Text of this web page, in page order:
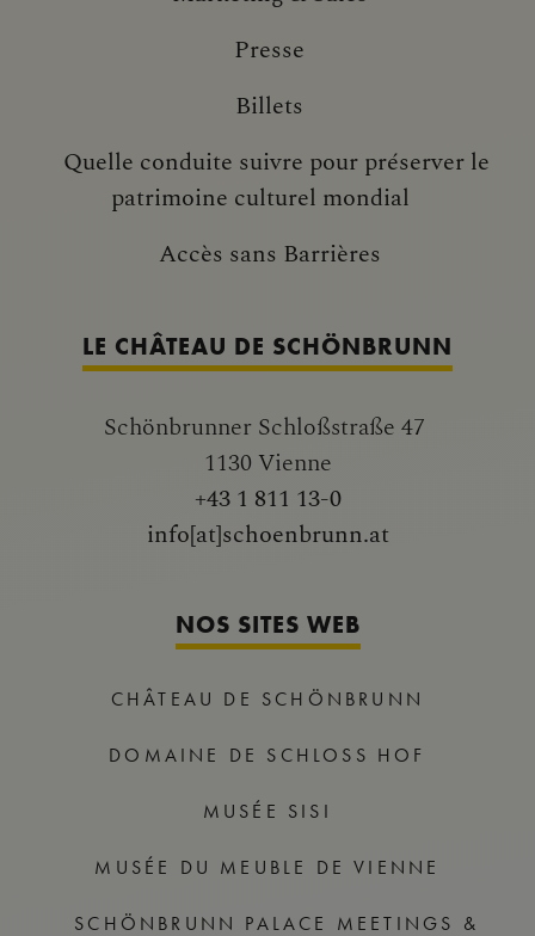
Presse
Billets
Quelle conduite suivre pour préserver le
patrimoine culturel mondial
Accès sans Barrières
LE CHÂTEAU DE SCHÖNBRUNN
Schönbrunner Schloßstraße 47
1130 Vienne
+43 1 811 13-0
info[at]schoenbrunn.at
NOS SITES WEB
CHÂTEAU DE SCHÖNBRUNN
DOMAINE DE SCHLOSS HOF
MUSÉE SISI
MUSÉE DU MEUBLE DE VIENNE
SCHÖNBRUNN PALACE MEETINGS &